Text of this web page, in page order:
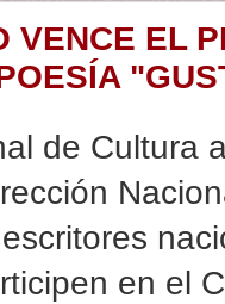
VENCE EL
de Cultura
en el